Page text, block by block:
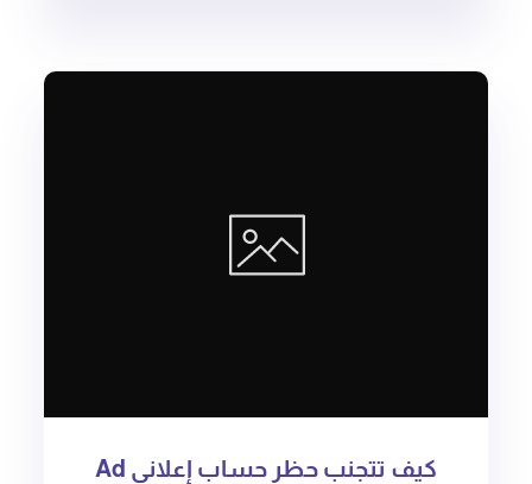
كيف تتجنب حظر حساب إعلاني Ad